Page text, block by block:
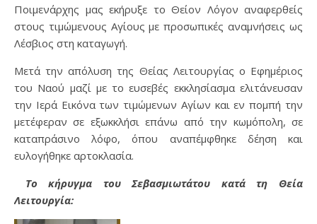
Ποιμενάρχης μας εκήρυξε το Θείον Λόγον αναφερθείς
στους τιμώμενους Αγίους με προσωπικές αναμνήσεις ως
Λέσβιος στη καταγωγή.
Μετά την απόλυση της Θείας Λειτουργίας ο Εφημέριος
του Ναού μαζί με το ευσεβές εκκλησίασμα ελιτάνευσαν
την Ιερά Εικόνα των τιμώμενων Αγίων και εν πομπή την
μετέφεραν σε εξωκκλήσι επάνω από την κωμόπολη, σε
καταπράσινο λόφο, όπου αναπέμφθηκε δέηση και
ευλογήθηκε αρτοκλασία.
Το κήρυγμα του Σεβασμιωτάτου κατά τη Θεία
Λειτουργία: